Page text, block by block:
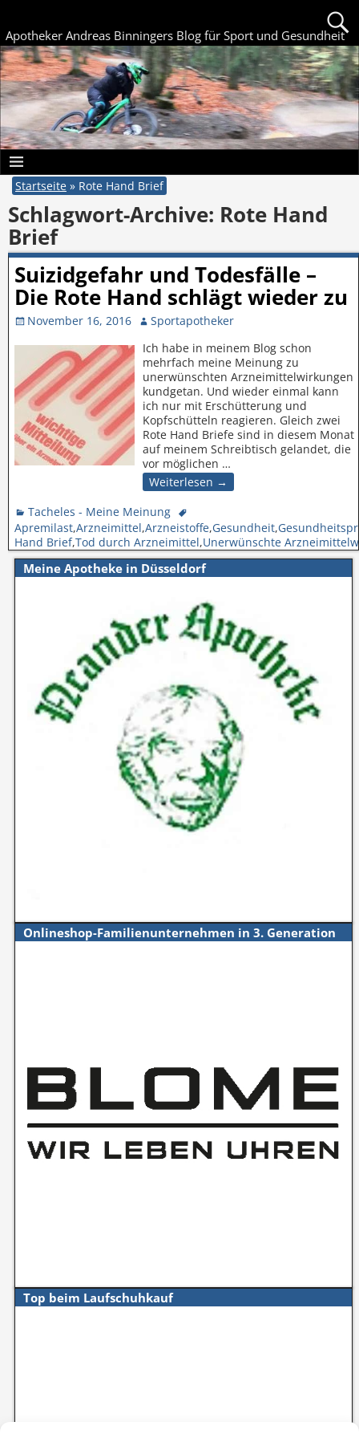
Apotheker Andreas Binningers Blog für Sport und Gesundheit
Startseite » Rote Hand Brief
Schlagwort-Archive: Rote Hand
Brief
Suizidgefahr und Todesfälle –
Die Rote Hand schlägt wieder zu
November 16, 2016
Sportapotheker
Ich habe in meinem Blog schon
mehrfach meine Meinung zu
unerwünschten Arzneimittelwirkungen
kundgetan. Und wieder einmal kann
ich nur mit Erschütterung und
Kopfschütteln reagieren. Gleich zwei
Rote Hand Briefe sind in diesem Monat
auf meinem Schreibtisch gelandet, die
vor möglichen …
Weiterlesen →
Tacheles - Meine Meinung
Apremilast,Arzneimittel,Arzneistoffe,Gesundheit,
Hand Brief,Tod durch Arzneimittel,Unerwünschte
Meine Apotheke in Düsseldorf
Onlineshop-Familienunternehmen in 3. Generation
Top beim Laufschuhkauf